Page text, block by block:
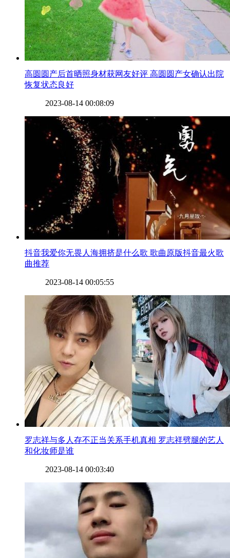
​高圆圆产后首晒照身材获网友好评 高圆圆产女确认出院
恢复状态良好
2023-08-14 00:08:09
​抖音我爱你无畏人海拥挤是什么歌 歌曲原版抖音最火歌
曲推荐
2023-08-14 00:05:55
​罗志祥与多人存不正当关系手机真相 罗志祥劈腿的艺人
和化妆师是谁
2023-08-14 00:03:40